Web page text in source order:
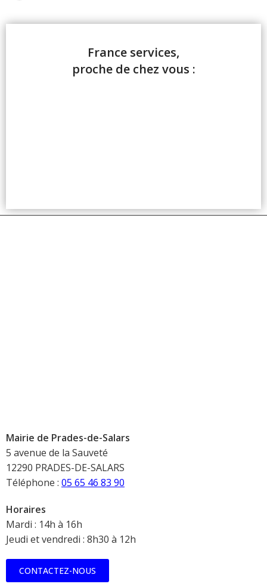
France services,
proche de chez vous :
Mairie de Prades-de-Salars
5 avenue de la Sauveté
12290 PRADES-DE-SALARS
Téléphone : 05 65 46 83 90
Horaires
Mardi : 14h à 16h
Jeudi et vendredi : 8h30 à 12h
CONTACTEZ-NOUS